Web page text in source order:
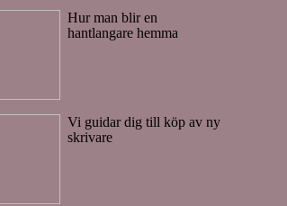
Hur man blir en
hantlangare hemma
Vi guidar dig till köp av ny
skrivare